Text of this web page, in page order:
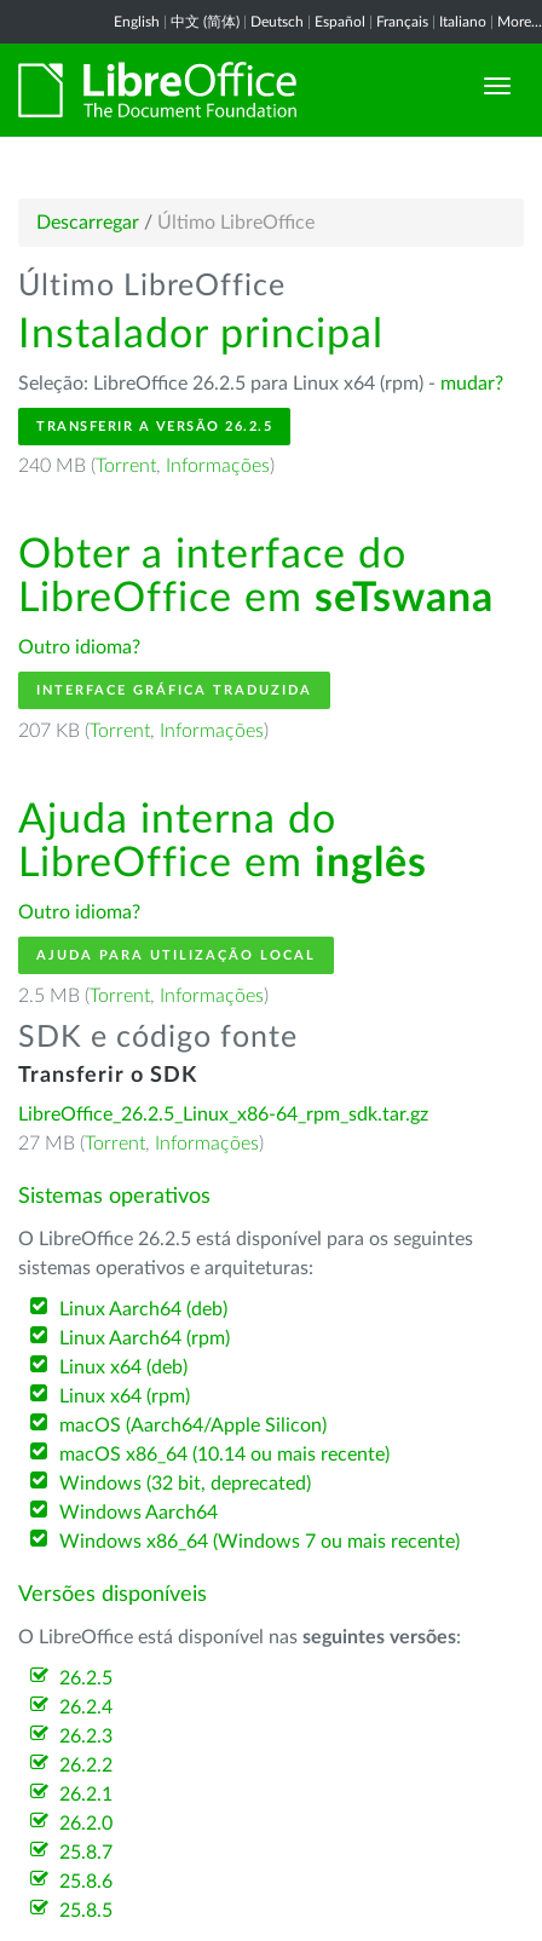
English 中文 (简体) Deutsch Español Français Italiano More...
Descarregar / Último LibreOffice
Último LibreOffice
Instalador principal
Seleção: LibreOffice 26.2.5 para Linux x64 (rpm) - mudar?
TRANSFERIR A VERSÃO 26.2.5
240 MB (Torrent, Informações)
Obter a interface do
LibreOffice em seTswana
Outro idioma?
INTERFACE GRÁFICA TRADUZIDA
207 KB (Torrent, Informações)
Ajuda interna do
LibreOffice em inglês
Outro idioma?
AJUDA PARA UTILIZAÇÃO LOCAL
2.5 MB (Torrent, Informações)
SDK e código fonte
Transferir o SDK
LibreOffice_26.2.5_Linux_x86-64_rpm_sdk.tar.gz
27 MB (Torrent, Informações)
Sistemas operativos
O LibreOffice 26.2.5 está disponível para os seguintes
sistemas operativos e arquiteturas:
Linux Aarch64 (deb)
Linux Aarch64 (rpm)
Linux x64 (deb)
Linux x64 (rpm)
macOS (Aarch64/Apple Silicon)
macOS x86_64 (10.14 ou mais recente)
Windows (32 bit, deprecated)
Windows Aarch64
Windows x86_64 (Windows 7 ou mais recente)
Versões disponíveis
O LibreOffice está disponível nas seguintes versões:
26.2.5
26.2.4
26.2.3
26.2.2
26.2.1
26.2.0
25.8.7
25.8.6
25.8.5